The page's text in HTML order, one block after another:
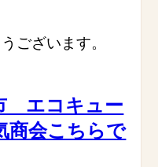
ございます。
エコキュー
会こちらで